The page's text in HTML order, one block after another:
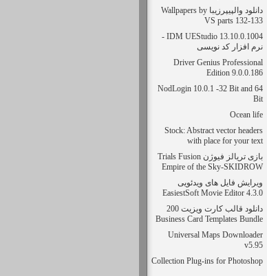
دانلود والپیپرزیبا Wallpapers by
VS parts 132-133
IDM UEStudio 13.10.0.1004 -
نرم افزار کد نویسی
Driver Genius Professional
Edition 9.0.0.186
NodLogin 10.0.1 -32 Bit and 64
Bit
Ocean life
Stock: Abstract vector headers
with place for your text
بازی تریالز فیوژن Trials Fusion
Empire of the Sky-SKIDROW
ویرایش فایل های ویدئویی
EasiestSoft Movie Editor 4.3.0
دانلود قالب کارت ویزیت 200
Business Card Templates Bundle
Universal Maps Downloader
v5.95
Collection Plug-ins for Photoshop